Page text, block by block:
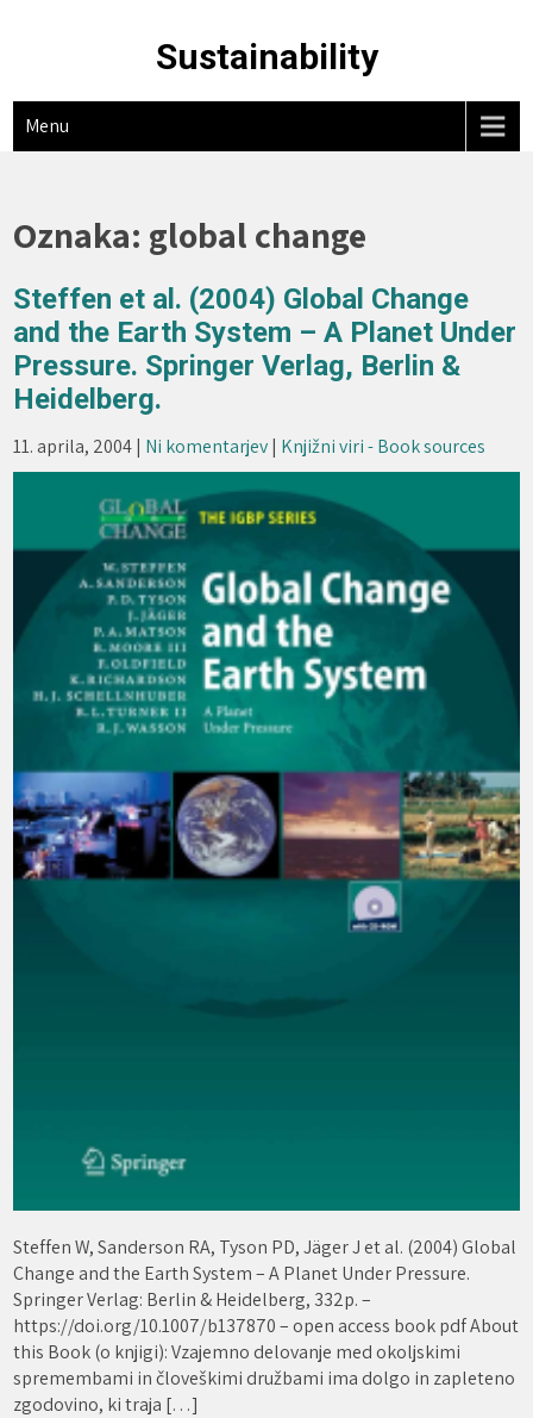
Sustainability
Menu
Oznaka: global change
Steffen et al. (2004) Global Change
and the Earth System – A Planet Under
Pressure. Springer Verlag, Berlin &
Heidelberg.
11. aprila, 2004| Ni komentarjev| Knjižni viri - Book sources
Steffen W, Sanderson RA, Tyson PD, Jäger J et al. (2004) Global
Change and the Earth System – A Planet Under Pressure.
Springer Verlag: Berlin & Heidelberg, 332p. –
https://doi.org/10.1007/b137870 – open access book pdf About
this Book (o knjigi): Vzajemno delovanje med okoljskimi
spremembami in človeškimi družbami ima dolgo in zapleteno
zgodovino, ki traja […]